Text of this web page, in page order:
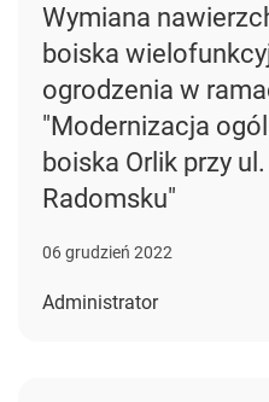
Wymiana
boiska
ogrodzenia w
"Modernizacja
boiska Orlik przy
Radomsku"
06 grudzień 2022
Administrator